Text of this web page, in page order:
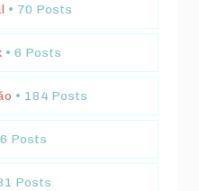
• 70 Posts
• 6 Posts
• 184 Posts
6 Posts
Posts